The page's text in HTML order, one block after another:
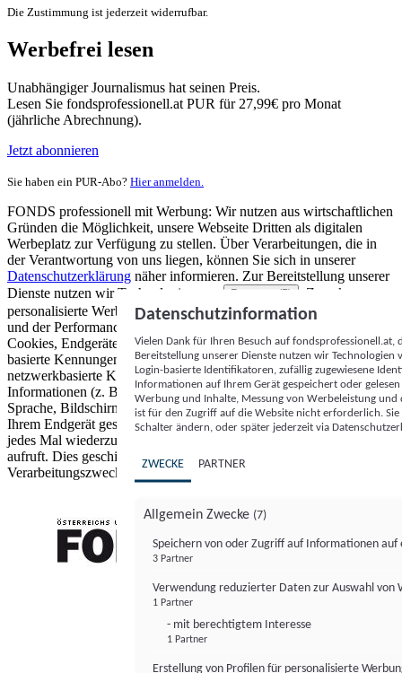
Die Zustimmung ist jederzeit widerrufbar.
Werbefrei lesen
Unabhängiger Journalismus hat seinen Preis.
Lesen Sie fondsprofessionell.at PUR für 27,99€ pro Monat
(jährliche Abrechnung).
Jetzt abonnieren
Sie haben ein PUR-Abo? Hier anmelden.
FONDS professionell mit Werbung: Wir nutzen aus wirtschaftlichen
Gründen die Möglichkeit, unsere Webseite Dritten als digitalen
Werbeplatz zur Verfügung zu stellen. Über Verarbeitungen, die in
der Verantwortung von uns liegen, können Sie sich in unserer
Datenschutzerklärung näher informieren. Zur Bereitstellung unserer
Dienste nutzen wir Technologien von
Partnern (5)
. Zwecke:
personalisierte Werbung und Inhalte, Messung von Werbeleistung
und der Performance von Inhalten sowie Zielgruppenforschung.
Cookies, Endgeräte- oder ähnliche Online-Kennungen (z. B. login-
basierte Kennungen, zufällig generierte Kennungen,
netzwerkbasierte Kennungen) können zusammen mit anderen
Informationen (z. B. Browsertyp und Browserinformationen,
Sprache, Bildschirmgröße, unterstützte Technologien usw.) auf
Ihrem Endgerät gespeichert oder von dort ausgelesen werden, um es
jedes Mal wiederzuerkennen, wenn es eine App oder einer Webseite
aufruft. Dies geschieht für einen oder mehrere der hier aufgeführten
Verarbeitungszwecke.
Datenschutzinformation
Vielen Dank für Ihren Besuch auf
Bereitstellung unserer Dienste nutzen wir Technologien
Login-basierte Identifikatoren, zufällig zugewiesene
Informationen auf Ihrem Gerät gespeichert oder
Werbung und Inhalte, Messung von Werbeleistung
ist für den Zugriff auf die Website nicht erforderlich.
Schalter ändern, oder später jederzeit via
ZWECKE PARTNER
Allgemein Zwecke (7)
Speichern von oder Zugriff auf Informationen auf
3 Partner
Verwendung reduzierter Daten zur Auswahl von
1 Partner
- mit berechtigtem Interesse
1 Partner
Erstellung von Profilen für personalisierte
FONDS professionell